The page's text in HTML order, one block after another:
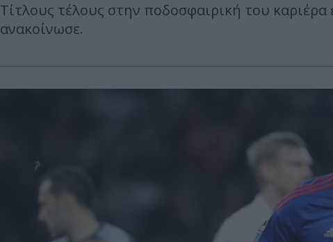
Τίτλους τέλους στην ποδοσφαιρική του
ανακοίνωσε.